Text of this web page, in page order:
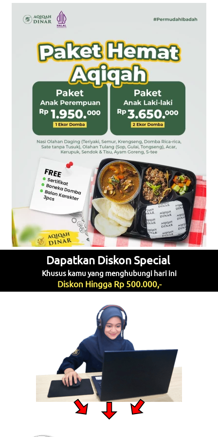
Dapatkan Diskon Special
Khusus kamu yang menghubungi hari ini
Diskon Hingga Rp 500.000,-